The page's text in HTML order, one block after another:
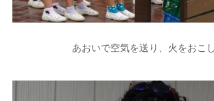
あおいで空気を送り、火をおこ